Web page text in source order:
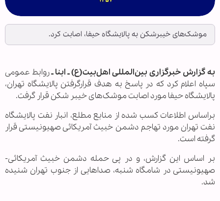
موشک‌های خیبرشکن به پالایشگاه حیفا، اصابت کرد.
به گزارش خبرگزاری بین‌المللی اهل‌بیت(ع) ـ ابنا ـروابط عمومی
سپاه اعلام کرد که در پاسخ به هدف قرارگرفتن پالایشگاه تهران،
پالایشگاه حیفا مورد اصابت موشک‌های خیبر شکن قرار گرفت.
براساس اطلاعات کسب شده از منابع مطلع، انبار نفت پالایشگاه
نفت تهران مورد تهاجم دشمن خبیث آمریکائی صهیونیستی قرار
گرفته است.
بر اساس این گزارش، و در پی حمله دشمن خبیث آمریکائی-
صهیونیستی در شامگاه شنبه، صداهایی از جنوب تهران شنیده
شد.